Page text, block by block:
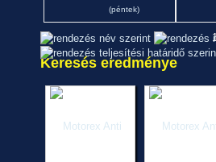
(péntek)
Keresés eredménye